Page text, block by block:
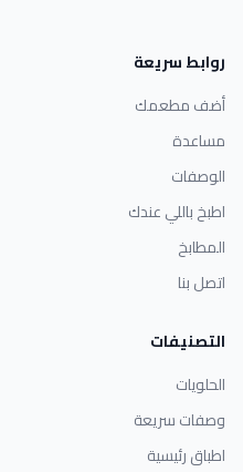
روابط سريعة
أضف مطعمك
مساعدة
الوصفات
اطبخ باللي عندك
المطابخ
اتصل بنا
التصنيفات
الحلويات
وصفات سريعة
اطباق رئيسية